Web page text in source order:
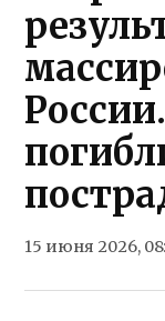
15 июня 2026,